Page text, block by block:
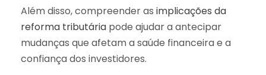
Além disso, compreender as implicações da
reforma tributária pode ajudar a antecipar
mudanças que afetam a saúde financeira e a
confiança dos investidores.